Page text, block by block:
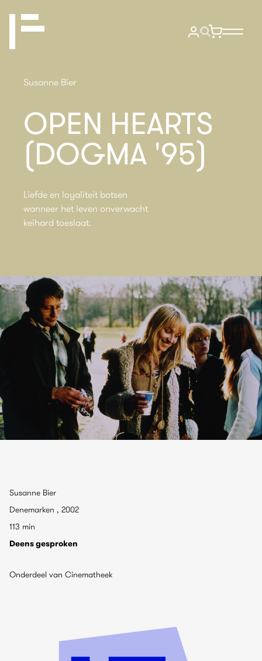
Susanne Bier
OPEN HEARTS
(DOGMA '95)
Liefde en loyaliteit botsen
wanneer het leven onverwacht
keihard toeslaat.
Susanne Bier
Denemarken , 2002
113 min
Deens gesproken
Onderdeel van Cinematheek